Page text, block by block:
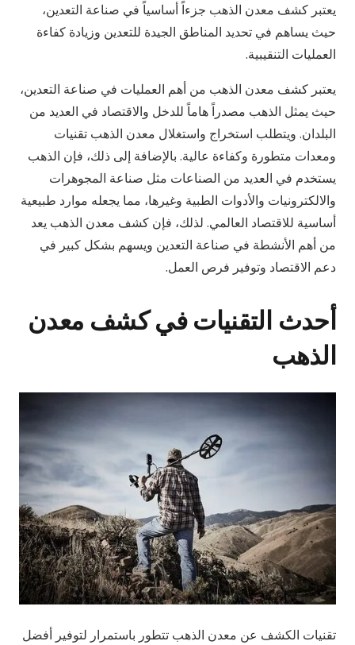
يعتبر كشف معدن الذهب جزءاً أساسياً في صناعة التعدين،
حيث يساهم في تحديد المناطق الجيدة للتعدين وزيادة كفاءة
العمليات التنقيبية.
يعتبر كشف معدن الذهب من أهم العمليات في صناعة التعدين،
حيث يمثل الذهب مصدراً هاماً للدخل والاقتصاد في العديد من
البلدان. ويتطلب استخراج واستغلال معدن الذهب تقنيات
ومعدات متطورة وكفاءة عالية. بالإضافة إلى ذلك، فإن الذهب
يستخدم في العديد من الصناعات مثل صناعة المجوهرات
والالكترونيات والأدوات الطبية وغيرها، مما يجعله موارد طبيعية
أساسية للاقتصاد العالمي. لذلك، فإن كشف معدن الذهب يعد
من أهم الأنشطة في صناعة التعدين ويسهم بشكل كبير في
دعم الاقتصاد وتوفير فرص العمل.
أحدث التقنيات في كشف معدن
الذهب
تقنيات الكشف عن معدن الذهب تتطور باستمرار لتوفير أفضل